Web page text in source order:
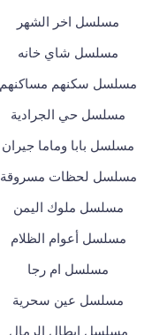
مسلسل اخر الشهر
مسلسل شاي خانه
مسلسل سكنهم مساكنهم
مسلسل حي الجرادية
مسلسل بابا وماما جيران
مسلسل لحظات مسروقة
مسلسل ملوك اليمن
مسلسل أعوام الظلام
مسلسل ام رجا
مسلسل عين سحرية
مسلسل ابطال الرمال